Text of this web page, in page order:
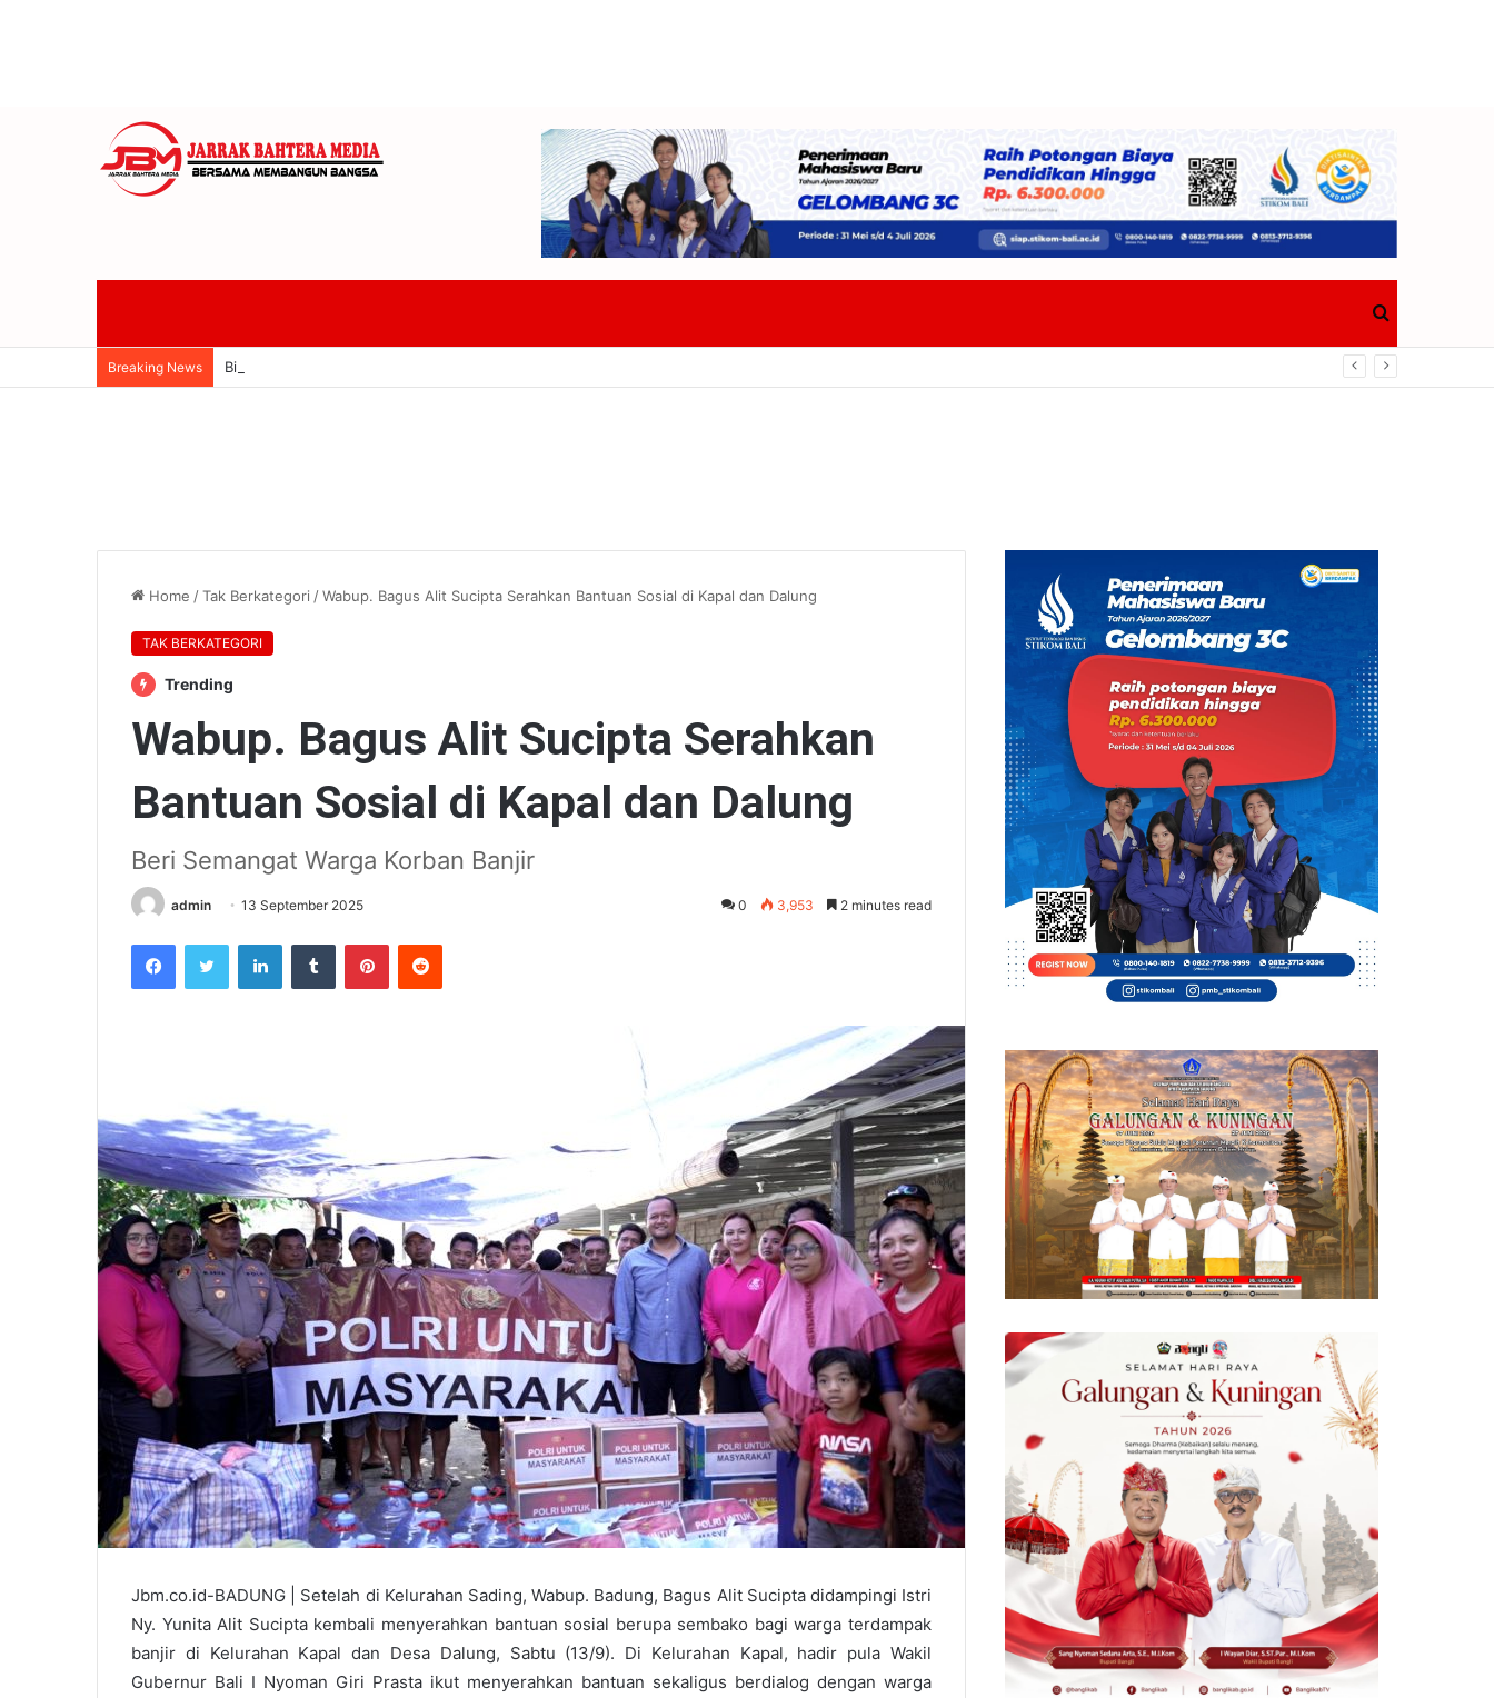
for
Breaking News Bimtek KPU Bali Perkuat Mekanisme PAW DPRD Tekankan Ketelitian Dan Kepastian Hukum
Home /Tak Berkategori /Wabup. Bagus Alit Sucipta Serahkan Bantuan Sosial di Kapal dan Dalung
TAK BERKATEGORI
Trending
Wabup. Bagus Alit Sucipta Serahkan
Bantuan Sosial di Kapal dan Dalung
Beri Semangat Warga Korban Banjir
admin 13 September 2025 0 3,953 2 minutes read
Jbm.co.id-BADUNG | Setelah di Kelurahan Sading, Wabup. Badung, Bagus Alit Sucipta didampingi Istri
Ny. Yunita Alit Sucipta kembali menyerahkan bantuan sosial berupa sembako bagi warga terdampak
banjir di Kelurahan Kapal dan Desa Dalung, Sabtu (13/9). Di Kelurahan Kapal, hadir pula Wakil
Gubernur Bali I Nyoman Giri Prasta ikut menyerahkan bantuan sekaligus berdialog dengan warga